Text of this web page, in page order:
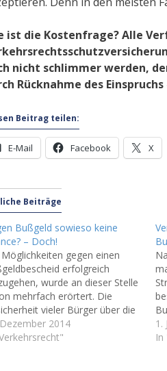
ist die Kostenfrage? Alle
nicht schlimmer werden,
Rücknahme des
Beitrag teilen:
E-Mail Facebook X
Beiträge
Bußgeld sowieso keine
– Doch!
gegen einen
erfolgreich
wurde an dieser Stelle
mehrfach erörtert. Die
vieler Bürger über die
und Risiken einer
Verteidigung ist
2014
1.
In